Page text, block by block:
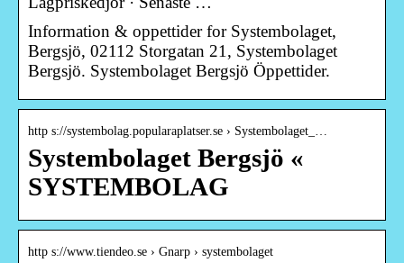
Information & oppettider for Systembolaget,
Bergsjö, 02112 Storgatan 21, Systembolaget
Bergsjö. Systembolaget Bergsjö Öppettider.
http s://systembolag.popularaplatser.se › Systembolaget_…
Systembolaget Bergsjö «
SYSTEMBOLAG
http s://www.tiendeo.se › Gnarp › systembolaget